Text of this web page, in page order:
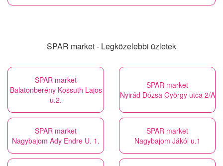
SPAR market - Legközelebbi üzletek
SPAR market
Balatonberény Kossuth Lajos
u.2.
SPAR market
Nyirád Dózsa György utca 2/A
SPAR market
Nagybajom Ady Endre U. 1.
SPAR market
Nagybajom Jákói u.1